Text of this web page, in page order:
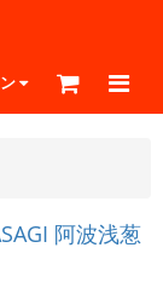
阿波浅葱